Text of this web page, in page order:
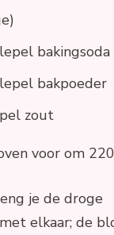
bakingsoda
bakpoeder
zout
voor om
je de droge
elkaar; de